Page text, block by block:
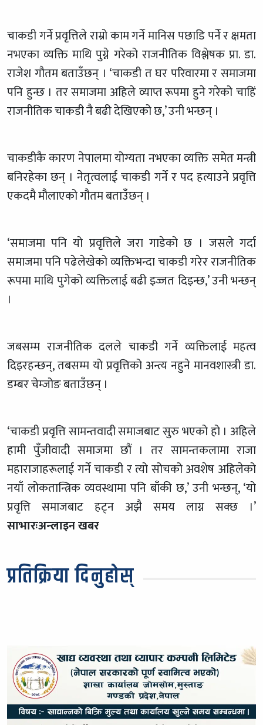
चाकडी गर्ने प्रवृत्तिले राम्रो काम गर्ने मानिस पछाडि पर्ने र क्षमता
नभएका व्यक्ति माथि पुग्ने गरेको राजनीतिक विश्लेषक प्रा. डा.
राजेश गौतम बताउँछन् । ‘चाकडी त घर परिवारमा र समाजमा
पनि हुन्छ । तर समाजमा अहिले व्याप्त रूपमा हुने गरेको चाहिं
राजनीतिक चाकडी नै बढी देखिएको छ,’ उनी भन्छन् ।
चाकडीकै कारण नेपालमा योग्यता नभएका व्यक्ति समेत मन्त्री
बनिरहेका छन् । नेतृत्वलाई चाकडी गर्ने र पद हत्याउने प्रवृत्ति
एकदमै मौलाएको गौतम बताउँछन् ।
‘समाजमा पनि यो प्रवृत्तिले जरा गाडेको छ । जसले गर्दा
समाजमा पनि पढेलेखेको व्यक्तिभन्दा चाकडी गरेर राजनीतिक
रूपमा माथि पुगेको व्यक्तिलाई बढी इज्जत दिइन्छ,’ उनी भन्छन्
।
जबसम्म राजनीतिक दलले चाकडी गर्ने व्यक्तिलाई महत्व
दिइरहन्छन्, तबसम्म यो प्रवृत्तिको अन्त्य नहुने मानवशास्त्री डा.
डम्बर चेम्जोङ बताउँछन् ।
‘चाकडी प्रवृत्ति सामन्तवादी समाजबाट सुरु भएको हो । अहिले
हामी पुँजीवादी समाजमा छौं । तर सामन्तकलामा राजा
महाराजाहरूलाई गर्ने चाकडी र त्यो सोचको अवशेष अहिलेको
नयाँ लोकतान्त्रिक व्यवस्थामा पनि बाँकी छ,’ उनी भन्छन्, ‘यो
प्रवृत्ति समाजबाट हट्न अझै समय लाग्न सक्छ ।’
साभारःअन्लाइन खबर
प्रतिक्रिया दिनुहोस्